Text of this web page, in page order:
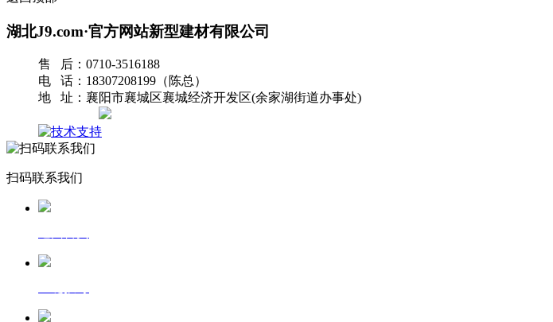
湖北J9.com·官方网站新型建材有限公司
售 后：0710-3516188
电 话：18307208199（陈总）
地 址：襄阳市襄城区襄城经济开发区(余家湖街道办事处)
扫码联系我们